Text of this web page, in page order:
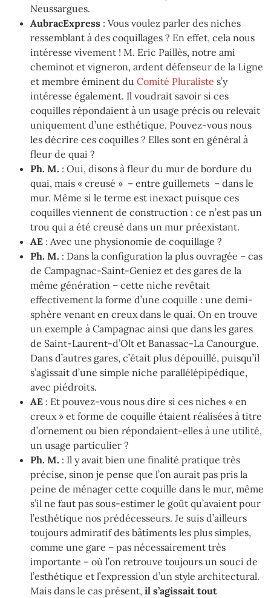
Neussargues.
AubracExpress : Vous voulez parler des niches
ressemblant à des coquillages ? En effet, cela nous
intéresse vivement ! M. Eric Paillès, notre ami
cheminot et vigneron, ardent défenseur de la Ligne
et membre éminent du Comité Pluraliste s’y
intéresse également. Il voudrait savoir si ces
coquilles répondaient à un usage précis ou relevait
uniquement d’une esthétique. Pouvez-vous nous
les décrire ces coquilles ? Elles sont en général à
fleur de quai ?
Ph. M. : Oui, disons à fleur du mur de bordure du
quai, mais « creusé » – entre guillemets – dans le
mur. Même si le terme est inexact puisque ces
coquilles viennent de construction : ce n’est pas un
trou qui a été creusé dans un mur préexistant.
AE : Avec une physionomie de coquillage ?
Ph. M. : Dans la configuration la plus ouvragée – cas
de Campagnac-Saint-Geniez et des gares de la
même génération – cette niche revêtait
effectivement la forme d’une coquille : une demi-
sphère venant en creux dans le quai. On en trouve
un exemple à Campagnac ainsi que dans les gares
de Saint-Laurent-d’Olt et Banassac-La Canourgue.
Dans d’autres gares, c’était plus dépouillé, puisqu’il
s’agissait d’une simple niche parallélépipédique,
avec piédroits.
AE : Et pouvez-vous nous dire si ces niches « en
creux » et forme de coquille étaient réalisées à titre
d’ornement ou bien répondaient-elles à une utilité,
un usage particulier ?
Ph. M. : Il y avait bien une finalité pratique très
précise, sinon je pense que l’on aurait pas pris la
peine de ménager cette coquille dans le mur, même
s’il ne faut pas sous-estimer le goût qu’avaient pour
l’esthétique nos prédécesseurs. Je suis d’ailleurs
toujours admiratif des bâtiments les plus simples,
comme une gare – pas nécessairement très
importante – où l’on retrouve toujours un souci de
l’esthétique et l’expression d’un style architectural.
Mais dans le cas présent, il s’agissait tout